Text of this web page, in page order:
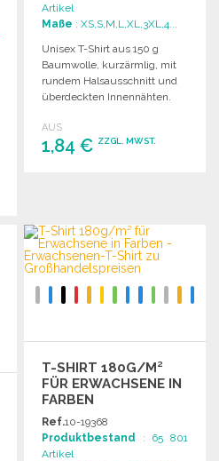
Artikel
Maße : XS,S,M,L,XL,3XL,4...
Unisex T-Shirt aus 150 g
Baumwolle, kurzärmlig, mit
rundem Halsausschnitt und
überdeckten Innennähten.
AUS
1,84 € ZZGL. MWST.
T-SHIRT 180G/M²
FÜR ERWACHSENE IN
FARBEN
Ref.10-19368
Produktbestand : 65 801
Artikel